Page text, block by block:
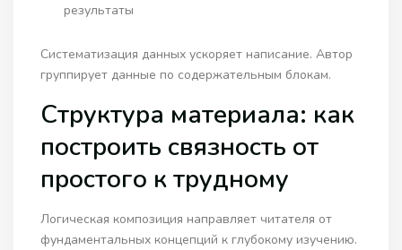
результаты
Систематизация данных ускоряет написание. Автор
группирует данные по содержательным блокам.
Структура материала: как
построить связность от
простого к трудному
Логическая композиция направляет читателя от
фундаментальных концепций к глубокому изучению.